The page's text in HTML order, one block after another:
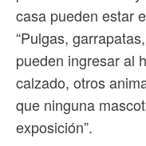
casa pueden estar
“Pulgas,
pueden ingresar al
calzado, otros
que ninguna
exposición”.